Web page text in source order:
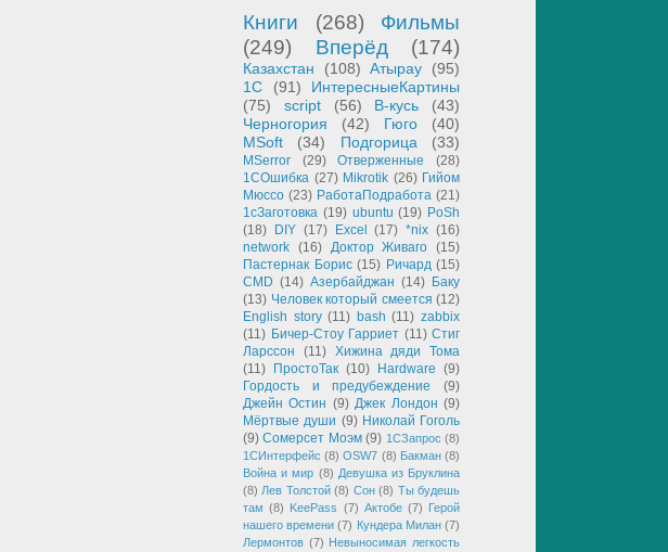
Книги (268)
Фильмы
(249)
Вперёд (174)
Казахстан (108) Атырау
(95)
1С
(91)
ИнтересныеКартины
(75)
script (56) В-кусь
(43)
Черногория
(42) Гюго
(40)
MSoft
(34) Подгорица (33)
MSerror (29) Отверженные
(28)
1СОшибка (27) Mikrotik (26) Гийом
Мюссо (23) РаботаПодработа (21)
1сЗаготовка (19) ubuntu (19) PoSh
(18)
DIY (17) Excel (17) *nix (16)
network (16) Доктор Живаго (15)
Пастернак Борис (15) Ричард (15)
CMD (14) Азербайджан (14) Баку
(13) Человек который смеется (12)
English story (11) bash (11) zabbix
(11) Бичер-Стоу Гарриет (11) Стиг
Ларссон
(11) Хижина дяди Тома
(11)
ПростоТак (10) Hardware (9)
Гордость и предубеждение
(9)
Джейн Остин (9) Джек Лондон (9)
Мёртвые души (9) Николай Гоголь
(9) Сомерсет Моэм (9) 1СЗапрос (8)
1СИнтерфейс (8) OSW7 (8) Бакман (8)
Война и мир (8) Девушка из Бруклина
(8) Лев Толстой (8) Сон (8) Ты будешь
там (8) KeePass (7) Актобе (7)
Герой
нашего времени (7) Кундера Милан (7)
Лермонтов (7) Невыносимая легкость